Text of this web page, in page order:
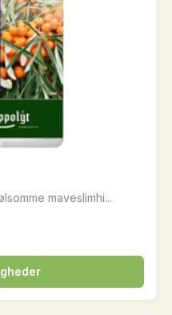
maveslimhi...